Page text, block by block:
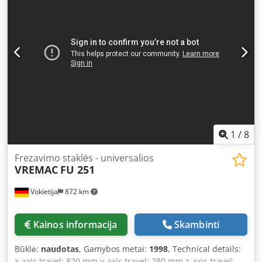
1 /8
Vokietija 872 km
Frezavimo staklės - universalios
VREMAC FU 251
Kainos informacija Skambinti
Būklė: naudotas, Gamybos metai: 1998, Technical details: